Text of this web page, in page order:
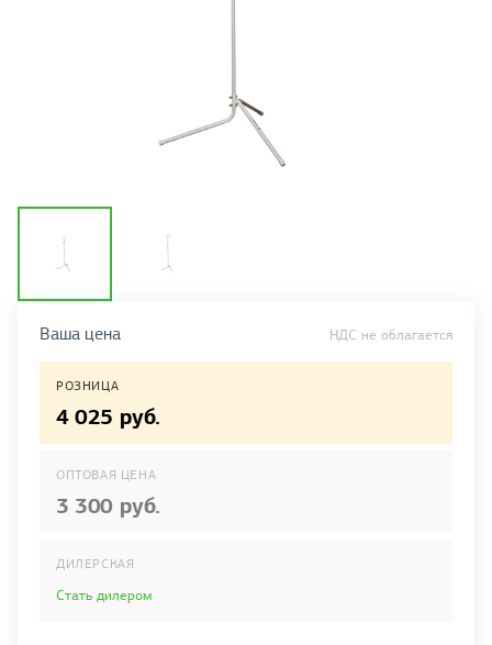
Ваша цена НДС не облагается
РОЗНИЦА
4 025 руб.
ОПТОВАЯ ЦЕНА
3 300 руб.
ДИЛЕРСКАЯ
Стать дилером